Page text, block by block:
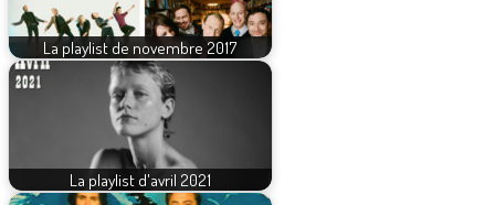
La playlist de novembre 2017
La playlist d'avril 2021